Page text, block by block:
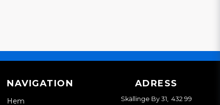
NAVIGATION
Hem
ADRESS
Skällinge By 31, 432 99